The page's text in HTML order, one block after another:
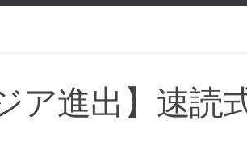
ア進出】速読